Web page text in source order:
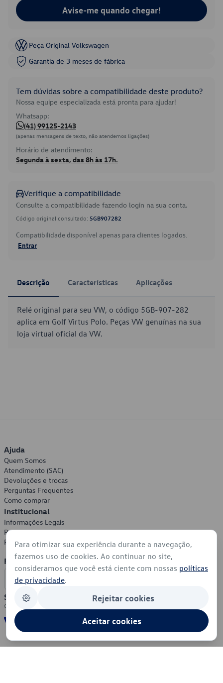
Avise-me quando chegar!
Peça Original Volkswagen
Garantia de 3 meses de fábrica
Tem dúvidas sobre a compatibilidade deste produto?
Nossa equipe especializada está pronta para ajudar!
Whatsapp:
(41) 99125-2143
(apenas mensagens de texto, não atendemos ligações)
Horário de atendimento:
Segunda à sexta, das 8h às 17h.
Verifique a compatibilidade
Consulte a compatibilidade fazendo login na sua conta.
Código original consultado: 5GB907282
Compatibilidade disponível apenas para clientes logados.
Entrar
Descrição Características Aplicações
Relé original para seu VW, o código 5GB-907-282
aplica em Golf Virtus Polo. Peças VW genuínas na sua
loja virtual oficial da VW.
Ajuda
Quem Somos
Atendimento (SAC)
Devoluções e trocas
Perguntas Frequentes
Como comprar
Institucional
Informações Legais
Política de Privacidade
Política de Cookies
Formas de Pagamento
Segurança
Para otimizar sua experiência durante a navegação,
fazemos uso de cookies. Ao continuar no site,
consideramos que você está ciente com nossas políticas
de privacidade.
Rejeitar cookies
Aceitar cookies